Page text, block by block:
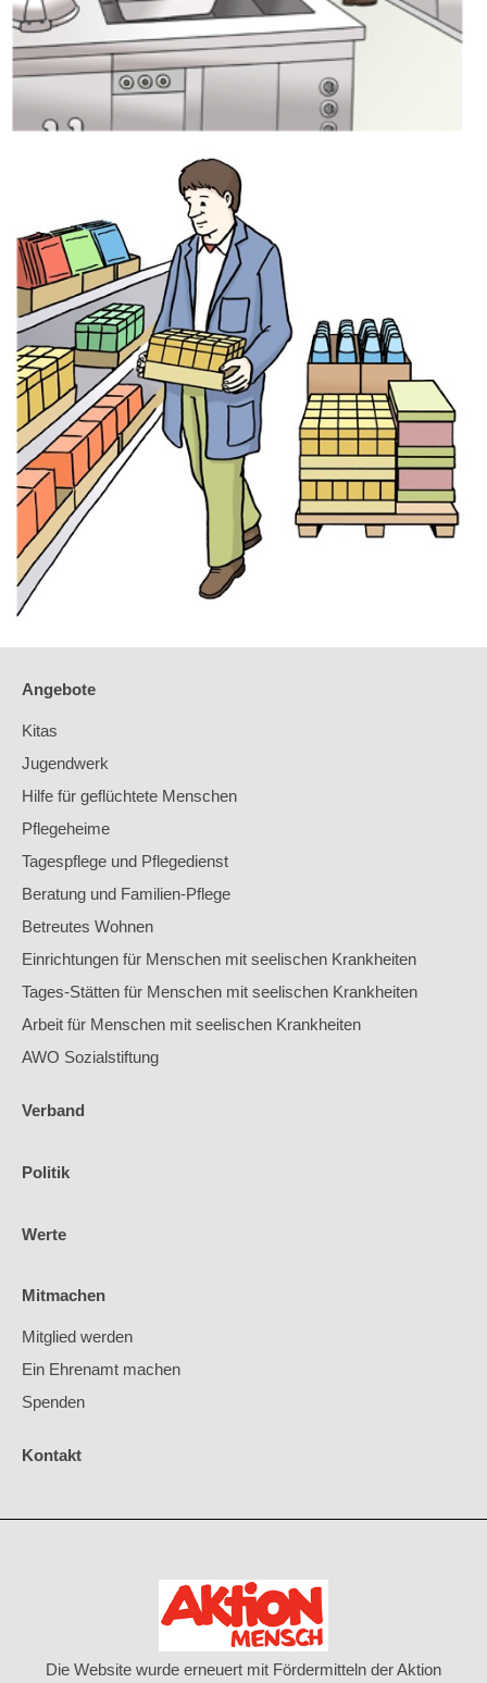
Angebote
Kitas
Jugendwerk
Hilfe für geflüchtete Menschen
Pflegeheime
Tagespflege und Pflegedienst
Beratung und Familien-Pflege
Betreutes Wohnen
Einrichtungen für Menschen mit seelischen Krankheiten
Tages-Stätten für Menschen mit seelischen Krankheiten
Arbeit für Menschen mit seelischen Krankheiten
AWO Sozialstiftung
Verband
Politik
Werte
Mitmachen
Mitglied werden
Ein Ehrenamt machen
Spenden
Kontakt
Die Website wurde erneuert mit Fördermitteln der Aktion